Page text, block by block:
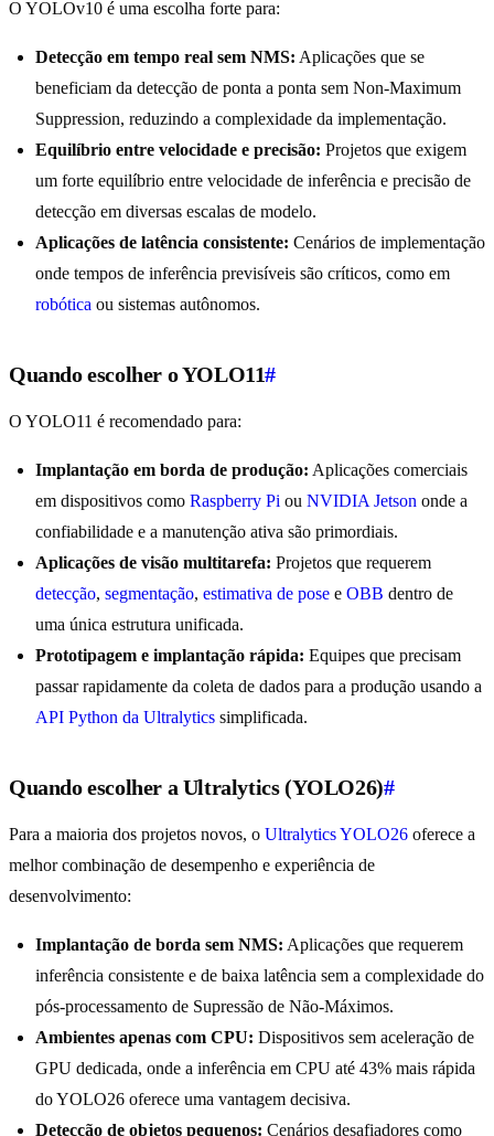
O YOLOv10 é uma escolha forte para:
Detecção em tempo real sem NMS: Aplicações que se
beneficiam da detecção de ponta a ponta sem Non-Maximum
Suppression, reduzindo a complexidade da implementação.
Equilíbrio entre velocidade e precisão: Projetos que exigem
um forte equilíbrio entre velocidade de inferência e precisão de
detecção em diversas escalas de modelo.
Aplicações de latência consistente: Cenários de implementação
onde tempos de inferência previsíveis são críticos, como em
robótica ou sistemas autônomos.
Quando escolher o YOLO11#
O YOLO11 é recomendado para:
Implantação em borda de produção: Aplicações comerciais
em dispositivos como Raspberry Pi ou NVIDIA Jetson onde a
confiabilidade e a manutenção ativa são primordiais.
Aplicações de visão multitarefa: Projetos que requerem
detecção, segmentação, estimativa de pose e OBB dentro de
uma única estrutura unificada.
Prototipagem e implantação rápida: Equipes que precisam
passar rapidamente da coleta de dados para a produção usando a
API Python da Ultralytics simplificada.
Quando escolher a Ultralytics (YOLO26)#
Para a maioria dos projetos novos, o Ultralytics YOLO26 oferece a
melhor combinação de desempenho e experiência de
desenvolvimento:
Implantação de borda sem NMS: Aplicações que requerem
inferência consistente e de baixa latência sem a complexidade do
pós-processamento de Supressão de Não-Máximos.
Ambientes apenas com CPU: Dispositivos sem aceleração de
GPU dedicada, onde a inferência em CPU até 43% mais rápida
do YOLO26 oferece uma vantagem decisiva.
Detecção de objetos pequenos: Cenários desafiadores como